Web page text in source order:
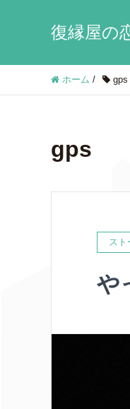
復縁屋の
ホーム / gps
gps
スト
や